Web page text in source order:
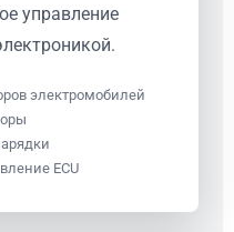
управление
электромобилей
ECU